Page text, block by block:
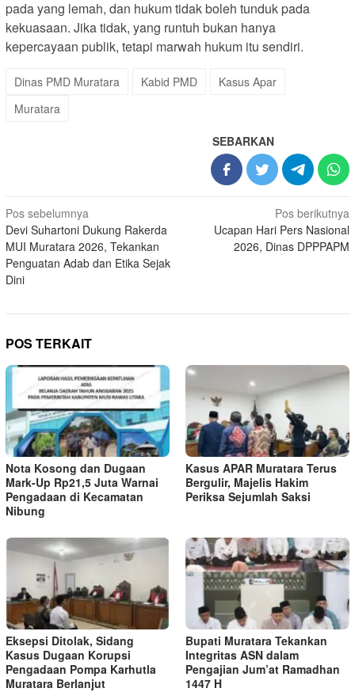
pada yang lemah, dan hukum tidak boleh tunduk pada
kekuasaan. Jika tidak, yang runtuh bukan hanya
kepercayaan publik, tetapi marwah hukum itu sendiri.
Dinas PMD Muratara Kabid PMD
Kasus Apar
Muratara
SEBARKAN
Navigasi
pos
Pos sebelumnya
Devi Suhartoni Dukung Rakerda
MUI Muratara 2026, Tekankan
Penguatan Adab dan Etika Sejak
Dini
Pos berikutnya
Ucapan Hari Pers Nasional
2026, Dinas DPPPAPM
POS TERKAIT
Nota Kosong dan Dugaan
Mark-Up Rp21,5 Juta Warnai
Pengadaan di Kecamatan
Nibung
Kasus APAR Muratara Terus
Bergulir, Majelis Hakim
Periksa Sejumlah Saksi
Eksepsi Ditolak, Sidang
Kasus Dugaan Korupsi
Pengadaan Pompa Karhutla
Muratara Berlanjut
Bupati Muratara Tekankan
Integritas ASN dalam
Pengajian Jum’at Ramadhan
1447 H